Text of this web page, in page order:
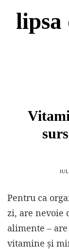
lipsa
Pentru ca
zi, are nevoie
alimente –
vitamine și